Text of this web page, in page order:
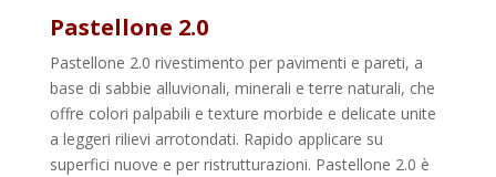
Pastellone 2.0
Pastellone 2.0 rivestimento per pavimenti e pareti, a
base di sabbie alluvionali, minerali e terre naturali, che
offre colori palpabili e texture morbide e delicate unite
a leggeri rilievi arrotondati. Rapido applicare su
superfici nuove e per ristrutturazioni. Pastellone 2.0 è